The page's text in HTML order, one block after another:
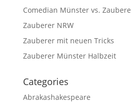
Comedian Münster vs.
Zauberer NRW
Zauberer mit neuen Tricks
Zauberer Münster Halbzeit
Categories
Abrakashakespeare